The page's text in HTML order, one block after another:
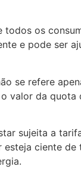
os
e pode ser
se refere
valor da
sujeita a
ciente